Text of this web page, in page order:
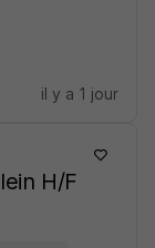
il y a 1 jour
H/F